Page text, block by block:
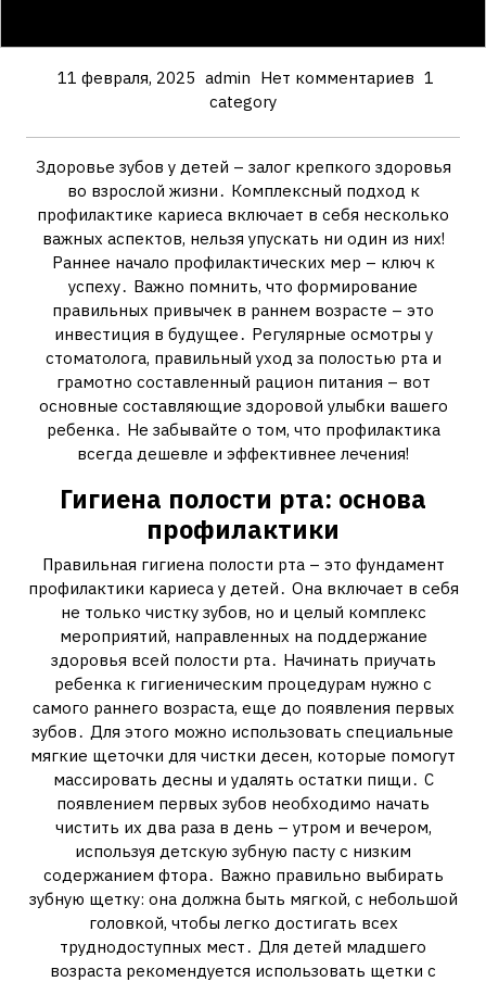
11 февраля, 2025 admin Нет комментариев 1
category
Здоровье зубов у детей – залог крепкого здоровья
во взрослой жизни․ Комплексный подход к
профилактике кариеса включает в себя несколько
важных аспектов‚ нельзя упускать ни один из них!
Раннее начало профилактических мер – ключ к
успеху․ Важно помнить‚ что формирование
правильных привычек в раннем возрасте – это
инвестиция в будущее․ Регулярные осмотры у
стоматолога‚ правильный уход за полостью рта и
грамотно составленный рацион питания – вот
основные составляющие здоровой улыбки вашего
ребенка․ Не забывайте о том‚ что профилактика
всегда дешевле и эффективнее лечения!
Гигиена полости рта: основа
профилактики
Правильная гигиена полости рта – это фундамент
профилактики кариеса у детей․ Она включает в себя
не только чистку зубов‚ но и целый комплекс
мероприятий‚ направленных на поддержание
здоровья всей полости рта․ Начинать приучать
ребенка к гигиеническим процедурам нужно с
самого раннего возраста‚ еще до появления первых
зубов․ Для этого можно использовать специальные
мягкие щеточки для чистки десен‚ которые помогут
массировать десны и удалять остатки пищи․ С
появлением первых зубов необходимо начать
чистить их два раза в день – утром и вечером‚
используя детскую зубную пасту с низким
содержанием фтора․ Важно правильно выбирать
зубную щетку: она должна быть мягкой‚ с небольшой
головкой‚ чтобы легко достигать всех
труднодоступных мест․ Для детей младшего
возраста рекомендуется использовать щетки с